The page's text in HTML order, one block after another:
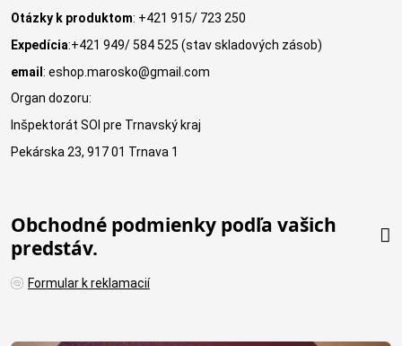
Otázky k produktom: +421 915/ 723 250
Expedícia:+421 949/ 584 525 (stav skladových zásob)
email: eshop.marosko@gmail.com
Organ dozoru:
Inšpektorát SOI pre Trnavský kraj
Pekárska 23, 917 01 Trnava 1
Obchodné podmienky podľa vašich
predstáv.
Formular k reklamacií